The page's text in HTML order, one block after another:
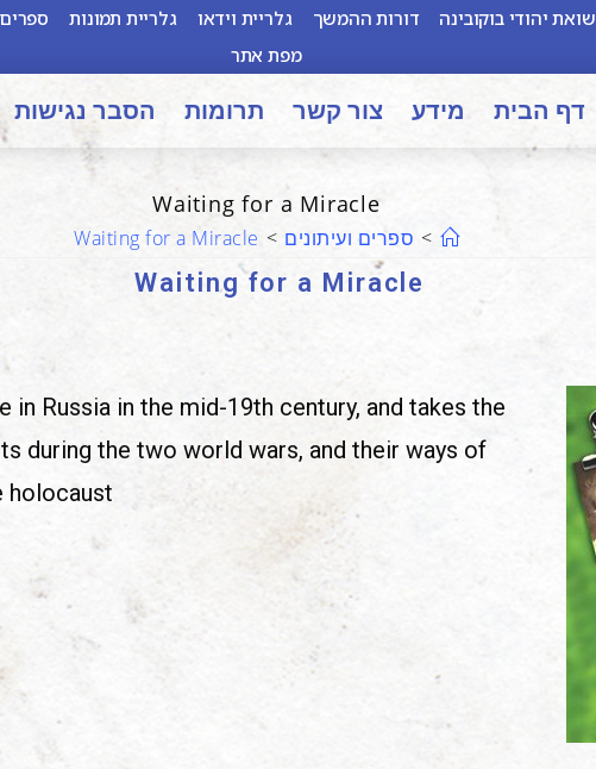
שואת יהודי בוקובינה דורות ההמשך גלריית וידאו גלריית תמונות
מפת אתר
דף הבית מידע צור קשר תרומות הסבר נגישות
Waiting for a Miracle
> ספרים ועיתונים >
Waiting for a Miracle
Waiting for a Miracle
in Russia in the mid-19th century, and takes the
during the two world wars, and their ways of
holocaust